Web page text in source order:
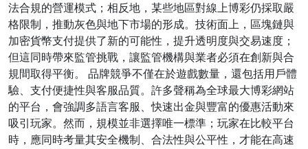
法合規的營運模式；相反地，某些地區對線上博彩仍採取嚴
格限制，推動灰色與地下市場的形成。技術面上，區塊鏈與
加密貨幣支付提供了新的可能性，提升透明度與交易速度；
但這同時帶來監管挑戰，讓監管機構與業者必須在創新與合
規間取得平衡。 品牌競爭不僅在於遊戲數量，還包括用戶體
驗、支付便捷性與客服品質。許多聲稱為全球最大博彩網站
的平台，會強調多語言客服、快速出金與豐富的優惠活動來
吸引玩家。然而，規模並非選擇唯一標準；玩家在比較平台
時，應同時考量其安全機制、合法性與公平性，才能在高速